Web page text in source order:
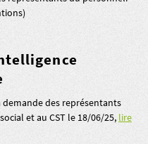
demande des représentants
et au CST le 18/06/25, lire